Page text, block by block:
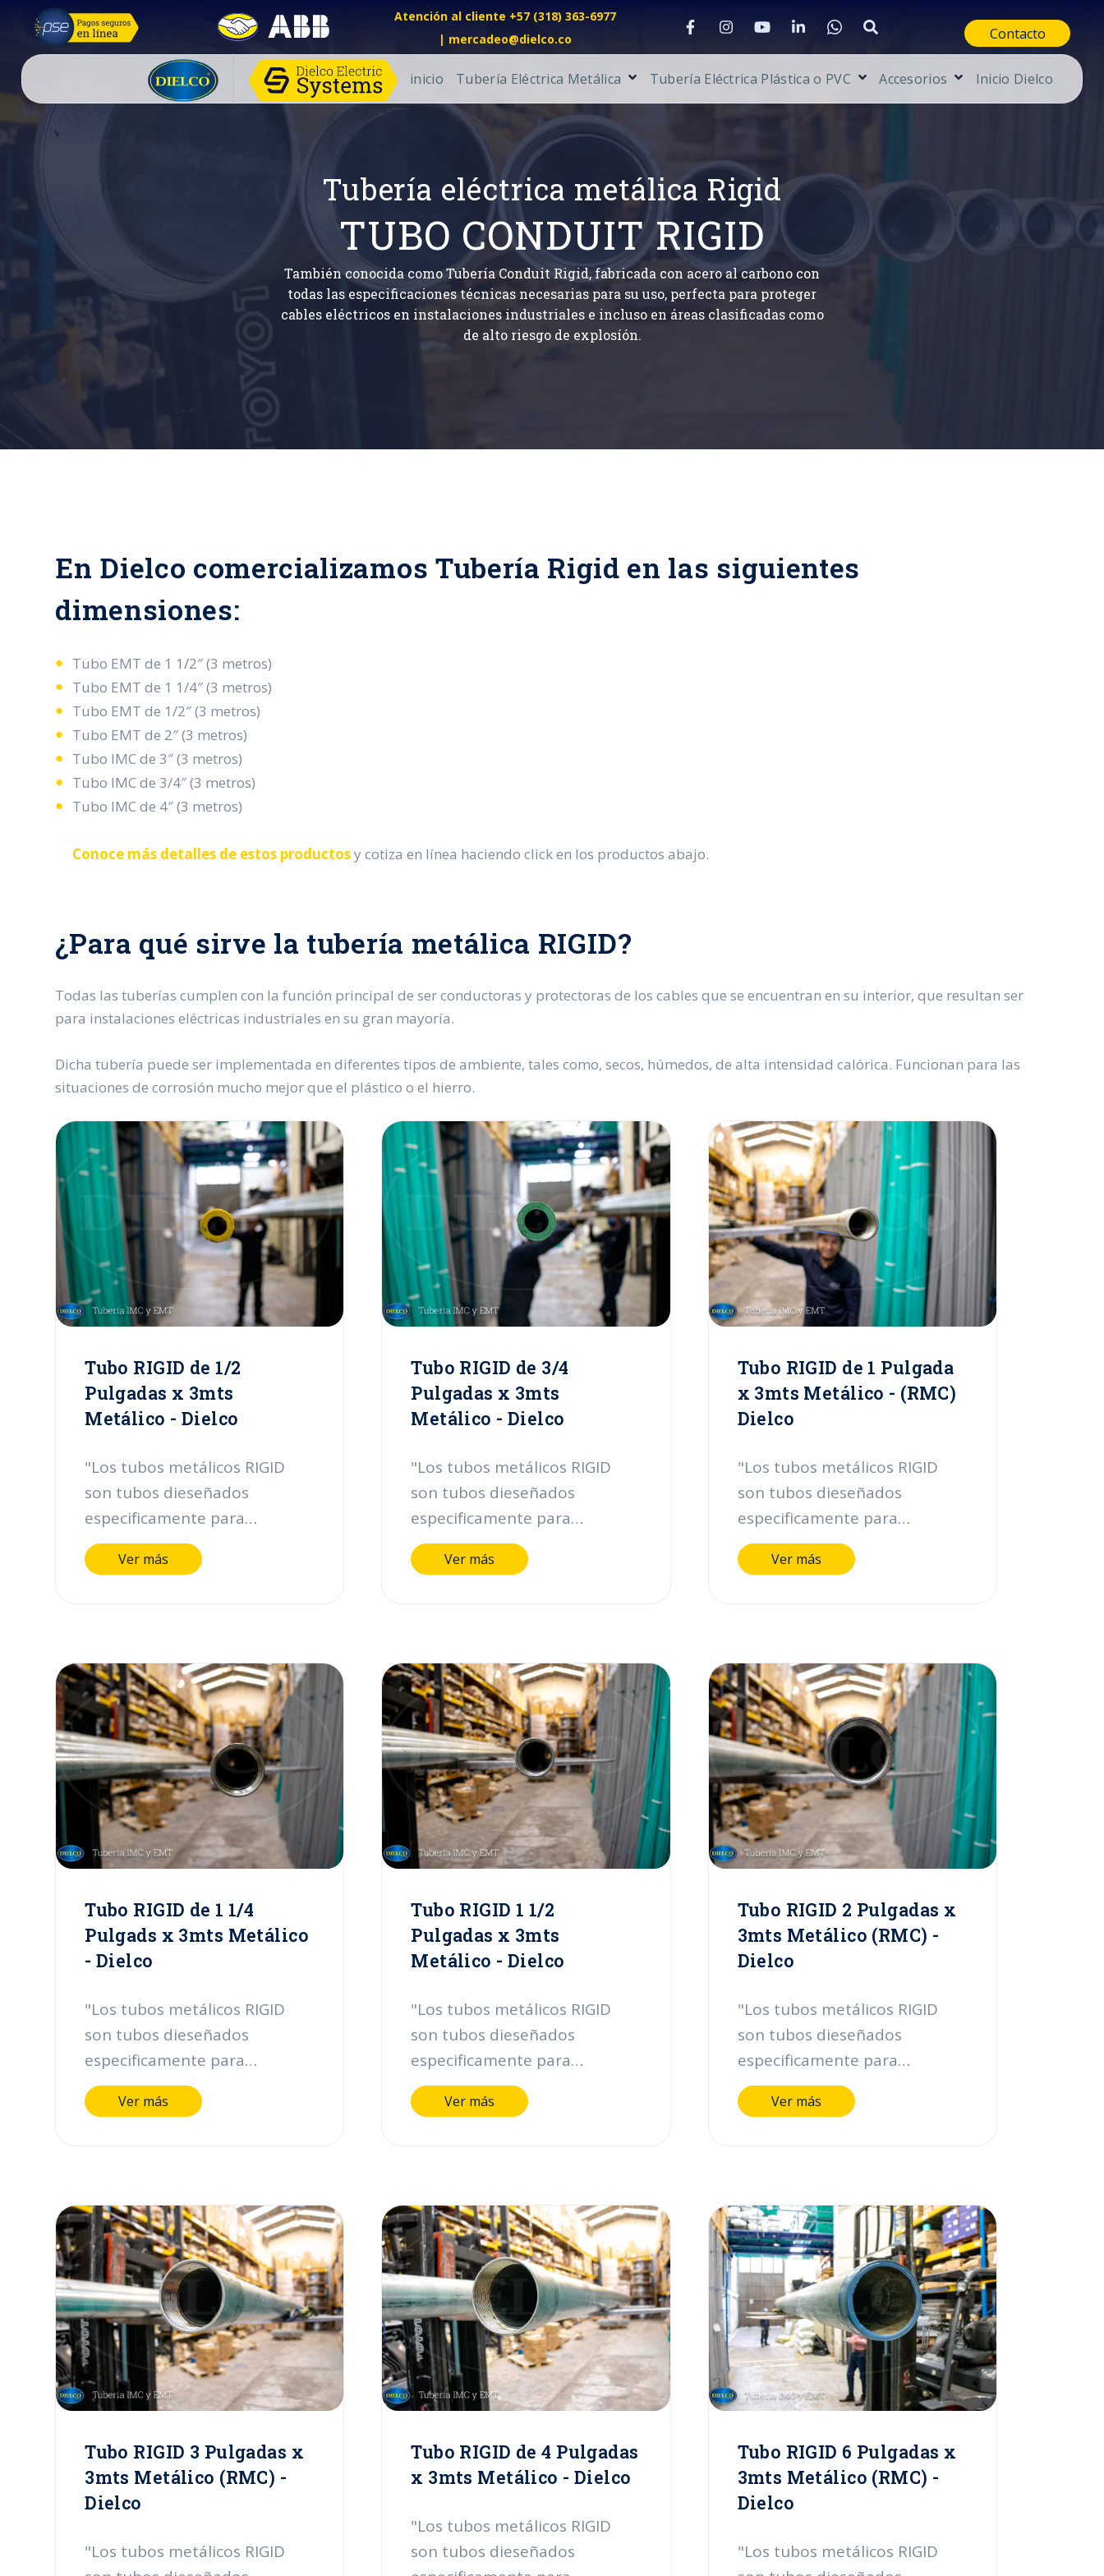
Atención al cliente +57 (318) 363-6977
| mercadeo@dielco.co
Contacto
inicio Tubería Eléctrica Metálica Tubería Eléctrica Plástica o PVC Accesorios Inicio Dielco
Tubería eléctrica metálica Rigid
TUBO CONDUIT RIGID
También conocida como Tubería Conduit Rigid, fabricada con acero al carbono con
todas las especificaciones técnicas necesarias para su uso, perfecta para proteger
cables eléctricos en instalaciones industriales e incluso en áreas clasificadas como
de alto riesgo de explosíón.
En Dielco comercializamos Tubería Rigid en las siguientes
dimensiones:
Tubo EMT de 1 1/2″ (3 metros)
Tubo EMT de 1 1/4″ (3 metros)
Tubo EMT de 1/2″ (3 metros)
Tubo EMT de 2″ (3 metros)
Tubo IMC de 3″ (3 metros)
Tubo IMC de 3/4″ (3 metros)
Tubo IMC de 4″ (3 metros)
Conoce más detalles de estos productosy cotiza en línea haciendo click en los productos abajo.
¿Para qué sirve la tubería metálica RIGID?
Todas las tuberías cumplen con la función principal de ser conductoras y protectoras de los cables que se encuentran en su interior, que resultan ser
para instalaciones eléctricas industriales en su gran mayoría.
Dicha tubería puede ser implementada en diferentes tipos de ambiente, tales como, secos, húmedos, de alta intensidad calórica. Funcionan para las
situaciones de corrosión mucho mejor que el plástico o el hierro.
Tubo RIGID de 1/2
Pulgadas x 3mts
Metálico - Dielco
"Los tubos metálicos RIGID
son tubos dieseñados
especificamente para
proteger los cables eléctricos
en lugares y áreas clasificadas
insumos altamente calificados.
Estos tubos están abalados
para uso nacional e
internacional, cuentan con la
certificación UL 6 y se fabrican
en instalaciones certificadas
por la ISOO 9001-2000. En
Dielco presentamos el tubo
Rigid de 1/2 pulgada con
longitud de 3mts."
Ver más
Tubo RIGID de 3/4
Pulgadas x 3mts
Metálico - Dielco
"Los tubos metálicos RIGID
son tubos dieseñados
especificamente para
proteger los cables eléctricos
en lugares y áreas clasificadas
insumos altamente calificados.
Estos tubos están abalados
para uso nacional e
internacional, cuentan con la
certificación UL 6 y se fabrican
en instalaciones certificadas
por la ISOO 9001-2000. En
Dielco presentamos el tubo
Rigid de 3/4 pulgada con
longitud de 3mts."
Ver más
Tubo RIGID de 1 Pulgada
x 3mts Metálico - (RMC)
Dielco
"Los tubos metálicos RIGID
son tubos dieseñados
especificamente para
proteger los cables eléctricos
en lugares y áreas clasificadas
insumos altamente calificados.
Estos tubos están abalados
para uso nacional e
internacional, cuentan con la
certificación UL 6 y se fabrican
en instalaciones certificadas
por la ISOO 9001-2000. En
Dielco presentamos el tubo
Rigid de 1 pulgada con
longitud de 3mts."
Ver más
Tubo RIGID de 1 1/4
Pulgads x 3mts Metálico
- Dielco
"Los tubos metálicos RIGID
son tubos dieseñados
especificamente para
proteger los cables eléctricos
en lugares y áreas clasificadas
insumos altamente calificados.
Estos tubos están abalados
para uso nacional e
internacional, cuentan con la
certificación UL 6 y se fabrican
en instalaciones certificadas
por la ISOO 9001-2000. En
Dielco presentamos el tubo
Rigid de 1/2 pulgada con
longitud de 3mts."
Ver más
Tubo RIGID 1 1/2
Pulgadas x 3mts
Metálico - Dielco
"Los tubos metálicos RIGID
son tubos dieseñados
especificamente para
proteger los cables eléctricos
en lugares y áreas clasificadas
insumos altamente calificados.
Estos tubos están abalados
para uso nacional e
internacional, cuentan con la
certificación UL 6 y se fabrican
en instalaciones certificadas
por la ISOO 9001-2000. En
Dielco presentamos el tubo
Rigid de 1/2 pulgada con
longitud de 3mts."
Ver más
Tubo RIGID 2 Pulgadas x
3mts Metálico (RMC) -
Dielco
"Los tubos metálicos RIGID
son tubos dieseñados
especificamente para
proteger los cables eléctricos
en lugares y áreas clasificadas
insumos altamente calificados.
Estos tubos están abalados
para uso nacional e
internacional ya que cuentan
con certificación UL 6 y se
fabrican en instalaciones
certificadas por la ISOO 9001-
2000. En Dielco presentamos
el tubo Rigid de 2 pulgadas
con longitud de 3mts."
Ver más
Tubo RIGID 3 Pulgadas x
3mts Metálico (RMC) -
Dielco
"Los tubos metálicos RIGID
Tubo RIGID de 4 Pulgadas
x 3mts Metálico - Dielco
"Los tubos metálicos RIGID
son tubos dieseñados
Tubo RIGID 6 Pulgadas x
3mts Metálico (RMC) -
Dielco
"Los tubos metálicos RIGID